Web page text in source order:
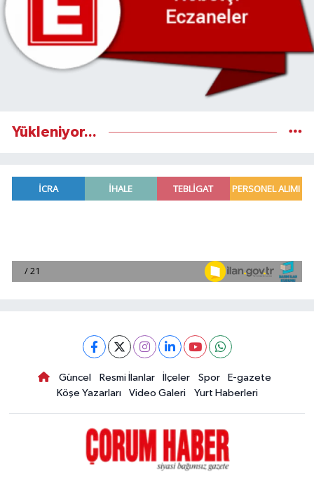
Yükleniyor...
Güncel Resmi İlanlar İlçeler Spor
E-gazete
Köşe Yazarları
Video Galeri Yurt Haberleri